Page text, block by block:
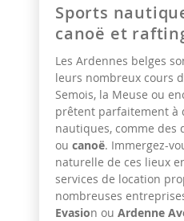
Sports
canoë et
Les Ardennes belges
leurs nombreux cours
Semois, la Meuse ou
prêtent parfaitement à
nautiques, comme des
ou canoë. Immergez-
naturelle de ces lieux
services de location
nombreuses
Evasion ou Ardenne